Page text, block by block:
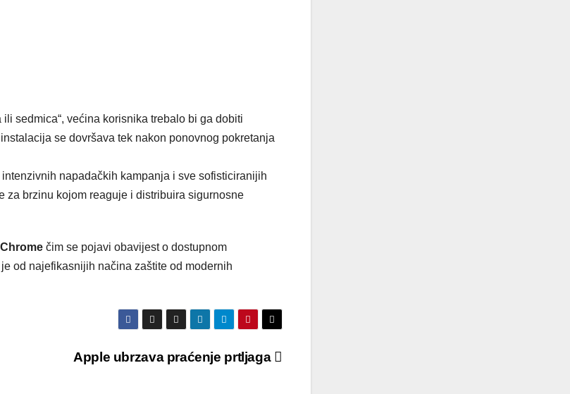
sedmica“, većina korisnika trebalo bi ga dobiti
se dovršava tek nakon ponovnog pokretanja
napadačkih kampanja i sve sofisticiranijih
za brzinu kojom reaguje i distribuira sigurnosne
čim se pojavi obavijest o dostupnom
od najefikasnijih načina zaštite od modernih
Apple ubrzava praćenje prtljaga